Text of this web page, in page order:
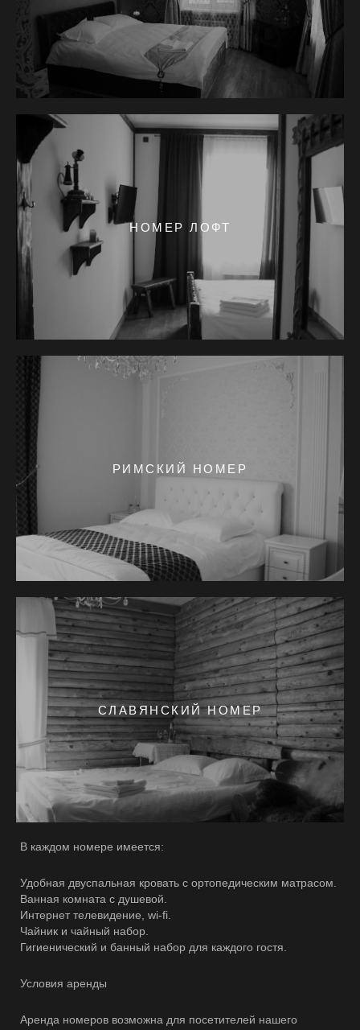
НОМЕР ЛОФТ
РИМСКИЙ НОМЕР
СЛАВЯНСКИЙ НОМЕР
В каждом номере имеется:
Удобная двуспальная кровать с ортопедическим матрасом.
Ванная комната с душевой.
Интернет телевидение, wi-fi.
Чайник и чайный набор.
Гигиенический и банный набор для каждого гостя.
Условия аренды
Аренда номеров возможна для посетителей нашего